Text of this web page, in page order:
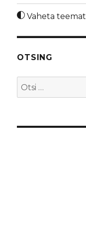
Vaheta teemat
OTSING
Otsi: